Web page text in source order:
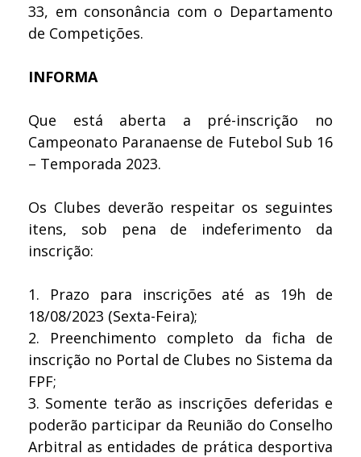
33, em consonância com o Departamento
de Competições.
INFORMA
Que está aberta a pré-inscrição no
Campeonato Paranaense de Futebol Sub 16
– Temporada 2023.
Os Clubes deverão respeitar os seguintes
itens, sob pena de indeferimento da
inscrição:
1.
Prazo para inscrições até as 19h de
18/08/2023 (Sexta-Feira);
2.
Preenchimento completo da ficha de
inscrição no Portal de Clubes no Sistema da
FPF;
3. Somente terão as inscrições deferidas e
poderão participar da Reunião do Conselho
Arbitral as entidades de prática desportiva